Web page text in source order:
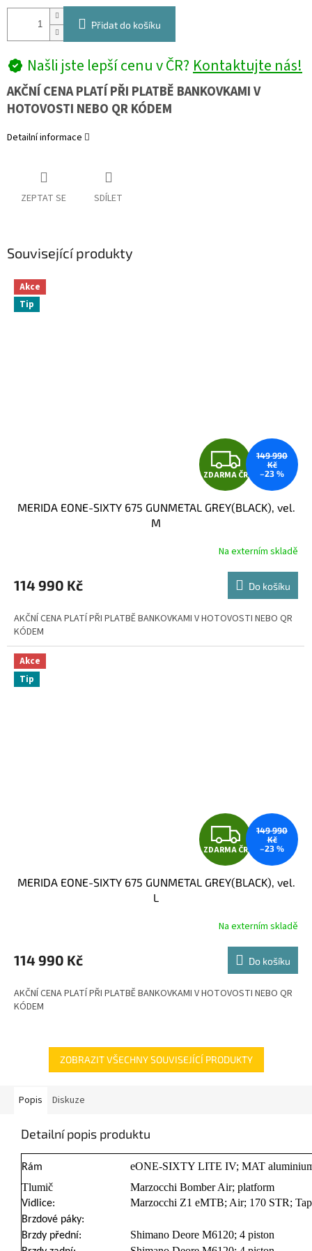
Přidat do košíku
Našli jste lepší cenu v ČR?Kontaktujte nás!
AKČNÍ CENA PLATÍ PŘI PLATBĚ BANKOVKAMI V
HOTOVOSTI NEBO QR KÓDEM
Detailní informace
ZEPTAT SE SDÍLET
Související produkty
Akce
Tip
Z
D
A
R
M
A
ZDARMA ČR
149 990
Kč
–23 %
MERIDA EONE-SIXTY 675 GUNMETAL GREY(BLACK), vel.
M
Na externím skladě
114 990 Kč Do košíku
AKČNÍ CENA PLATÍ PŘI PLATBĚ BANKOVKAMI V HOTOVOSTI NEBO QR
KÓDEM
Akce
Tip
Z
D
A
R
M
A
ZDARMA ČR
149 990
Kč
–23 %
MERIDA EONE-SIXTY 675 GUNMETAL GREY(BLACK), vel.
L
Na externím skladě
114 990 Kč Do košíku
AKČNÍ CENA PLATÍ PŘI PLATBĚ BANKOVKAMI V HOTOVOSTI NEBO QR
KÓDEM
ZOBRAZIT VŠECHNY SOUVISEJÍCÍ PRODUKTY
Popis Diskuze
Detailní popis produktu
Rám
eONE-SIXTY LITE IV; MAT
Tlumič
Marzocchi Bomber Air; platform
Vidlice: Marzocchi Z1 eMTB; Air; 170 STR;
Brzdové páky:
Brzdy přední:
Shimano Deore M6120; 4 piston